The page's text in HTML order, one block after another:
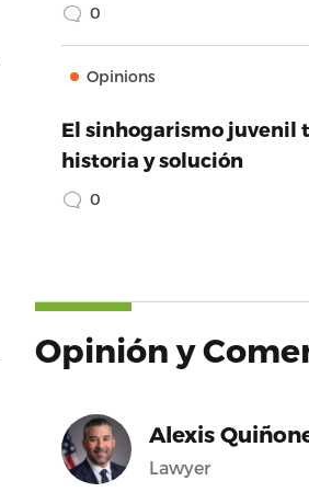
0
Opinions
El sinhogarismo juvenil
historia y solución
0
Opinión y
Alexis
Lawyer